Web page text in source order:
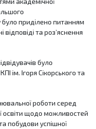
приділено питанням
та роз’яснення
було
ім. Ігоря Сікорського та
роботи серед
освіти щодо можливостей
побудови успішної